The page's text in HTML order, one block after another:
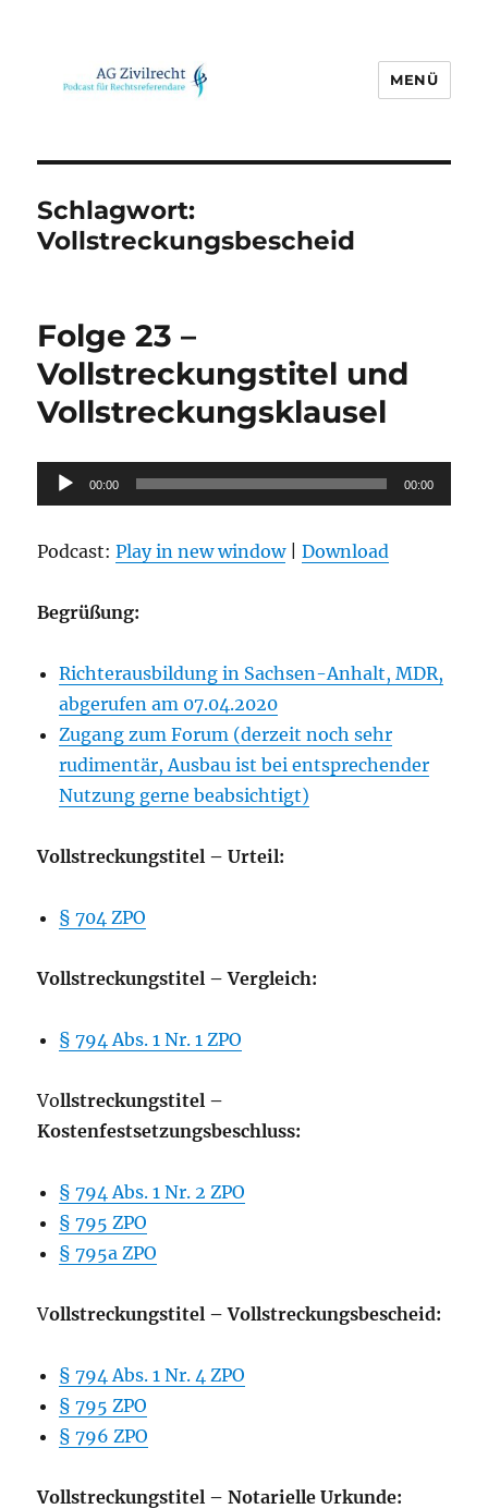
MENÜ
Schlagwort:
Vollstreckungsbescheid
Folge 23 –
Vollstreckungstitel und
Vollstreckungsklausel
Audio-
Player
00:00 00:00
Podcast:Play in new window|Download
Begrüßung:
Richterausbildung in Sachsen-Anhalt, MDR,
abgerufen am 07.04.2020
Zugang zum Forum (derzeit noch sehr
rudimentär, Ausbau ist bei entsprechender
Nutzung gerne beabsichtigt)
Vollstreckungstitel – Urteil:
§ 704 ZPO
Vollstreckungstitel – Vergleich:
§ 794 Abs. 1 Nr. 1 ZPO
Vollstreckungstitel –
Kostenfestsetzungsbeschluss:
§ 794 Abs. 1 Nr. 2 ZPO
§ 795 ZPO
§ 795a ZPO
Vollstreckungstitel – Vollstreckungsbescheid:
§ 794 Abs. 1 Nr. 4 ZPO
§ 795 ZPO
§ 796 ZPO
Vollstreckungstitel – Notarielle Urkunde: